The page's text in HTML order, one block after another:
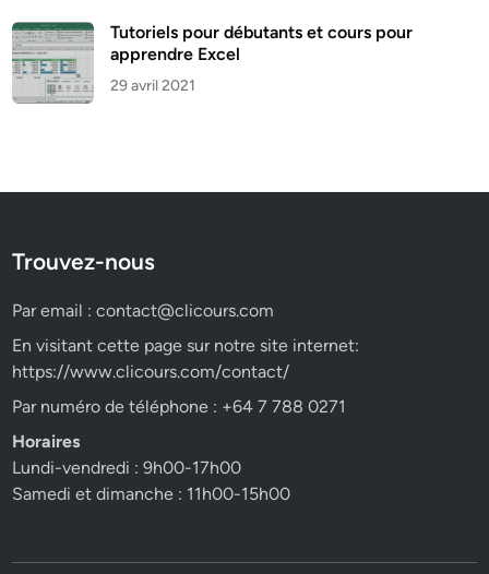
Tutoriels pour débutants et cours pour
apprendre Excel
29 avril 2021
Trouvez-nous
Par email :contact@clicours.com
En visitant cette page sur notre site internet:
https://www.clicours.com/contact/
Par numéro de téléphone : +64 7 788 0271
Horaires
Lundi-vendredi : 9h00-17h00
Samedi et dimanche : 11h00-15h00